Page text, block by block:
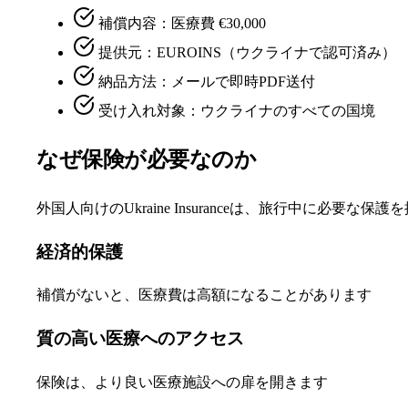
補償内容：医療費 €30,000
提供元：EUROINS（ウクライナで認可済み）
納品方法：メールで即時PDF送付
受け入れ対象：ウクライナのすべての国境
なぜ保険が必要なのか
外国人向けのUkraine Insuranceは、旅行中に必要な保護を
経済的保護
補償がないと、医療費は高額になることがあります
質の高い医療へのアクセス
保険は、より良い医療施設への扉を開きます